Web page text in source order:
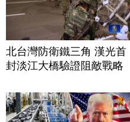
北台灣防衛鐵三角 漢光首
封淡江大橋驗證阻敵戰略